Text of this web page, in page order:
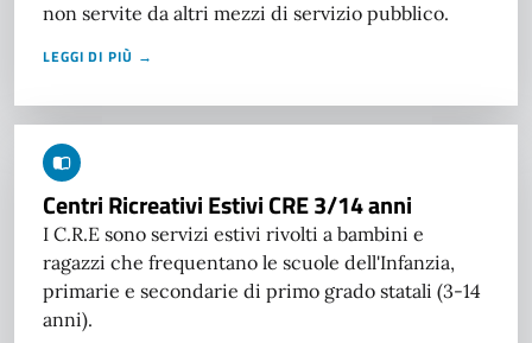
non servite da altri mezzi di servizio pubblico.
LEGGI DI PIÙ →
Centri Ricreativi Estivi CRE 3/14 anni
I C.R.E sono servizi estivi rivolti a bambini e
ragazzi che frequentano le scuole dell'Infanzia,
primarie e secondarie di primo grado statali (3-14
anni).